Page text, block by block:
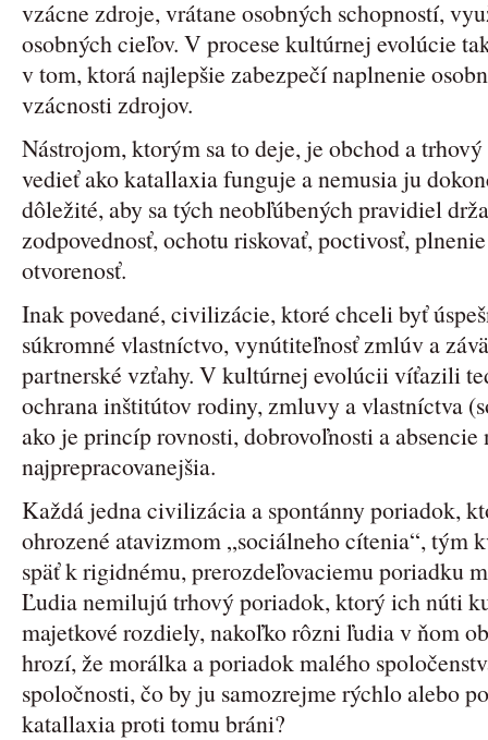
vzácne zdroje, vrátane osobných schopností,
osobných cieľov. V procese kultúrnej evolúcie
v tom, ktorá najlepšie zabezpečí naplnenie
vzácnosti zdrojov.
Nástrojom, ktorým sa to deje, je obchod a
vedieť ako katallaxia funguje a nemusia ju
dôležité, aby sa tých neobľúbených pravidiel
zodpovednosť, ochotu riskovať, poctivosť,
otvorenosť.
Inak povedané, civilizácie, ktoré chceli byť
súkromné vlastníctvo, vynútiteľnosť zmlúv a
partnerské vzťahy. V kultúrnej evolúcii víťazili
ochrana inštitútov rodiny, zmluvy a vlastníctva
ako je princíp rovnosti, dobrovoľnosti a
najprepracovanejšia.
Každá jedna civilizácia a spontánny poriadok,
ohrozené atavizmom „sociálneho cítenia“, tým
späť k rigidnému, prerozdeľovaciemu poriadku
Ľudia nemilujú trhový poriadok, ktorý ich núti
majetkové rozdiely, nakoľko rôzni ľudia v ňom
hrozí, že morálka a poriadok malého
spoločnosti, čo by ju samozrejme rýchlo alebo
katallaxia proti tomu bráni?